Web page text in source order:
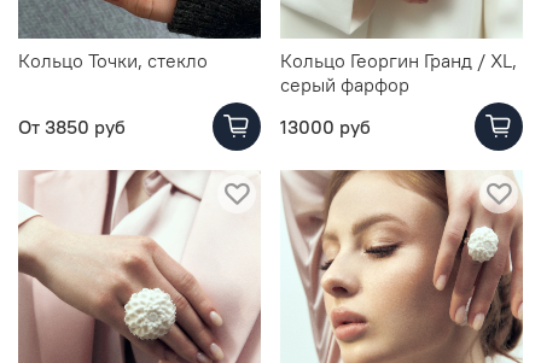
Кольцо Точки, стекло
От 3850 руб
Кольцо Георгин Гранд / XL,
серый фарфор
13000 руб